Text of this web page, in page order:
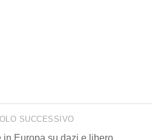
SUCCESSIVO
in Europa su dazi e libero